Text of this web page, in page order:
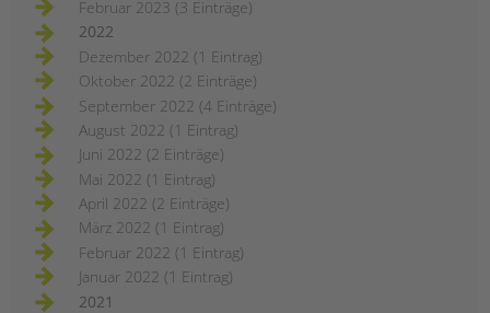
Februar 2023 (3 Einträge)
2022
Dezember 2022 (1 Eintrag)
Oktober 2022 (2 Einträge)
September 2022 (4 Einträge)
August 2022 (1 Eintrag)
Juni 2022 (2 Einträge)
Mai 2022 (1 Eintrag)
April 2022 (2 Einträge)
März 2022 (1 Eintrag)
Februar 2022 (1 Eintrag)
Januar 2022 (1 Eintrag)
2021